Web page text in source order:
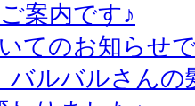
案内です♪
てのお知らせ
バルバルさん